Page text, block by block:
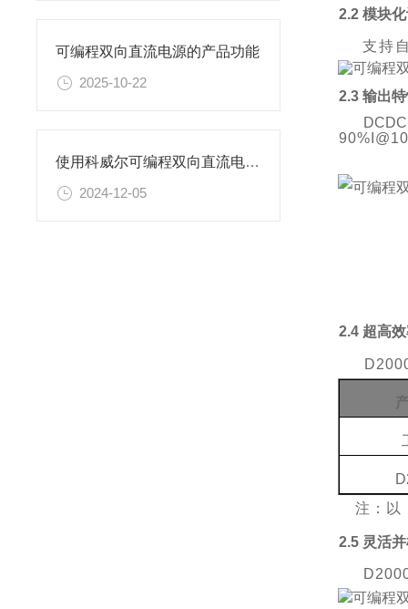
可编程双向直流电源的产品功能
2025-10-22
使用科威尔可编程双向直流电源的注意事项
2024-12-05
2.2 模块
支持
2.3输出
DCDC
2.4 超高
注：以
2.5 灵活